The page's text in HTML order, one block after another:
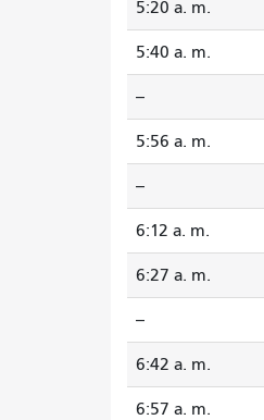
5:20 a. m.
5:40 a. m.
--
5:56 a. m.
--
6:12 a. m.
6:27 a. m.
--
6:42 a. m.
6:57 a. m.